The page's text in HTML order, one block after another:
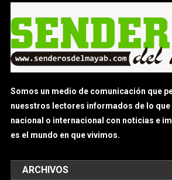
Somos un medio de comunicación que
nuesstros lectores informados de lo que
nacional o internacional con noticias e
es el mundo en que vivimos.
ARCHIVOS